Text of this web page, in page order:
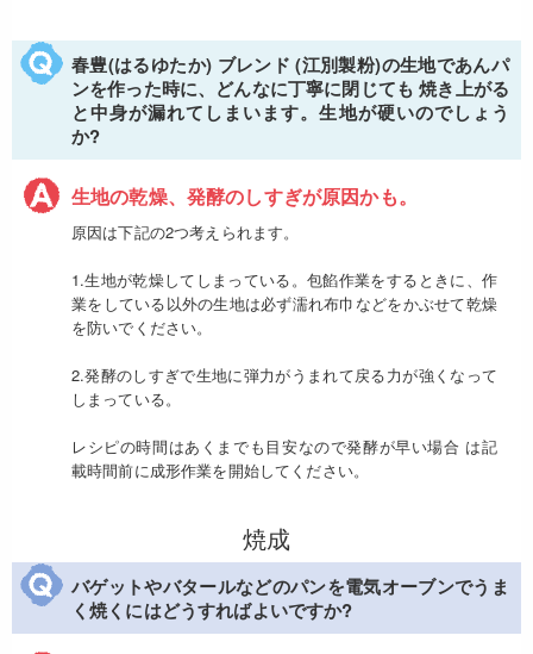
春豊(はるゆたか) ブレンド (江別製粉)の生地であんパ
ンを作った時に、どんなに丁寧に閉じても 焼き上がる
と中身が漏れてしまいます。生地が硬いのでしょう
か?
生地の乾燥、発酵のしすぎが原因かも。
原因は下記の2つ考えられます。
1.生地が乾燥してしまっている。包餡作業をするときに、作
業をしている以外の生地は必ず濡れ布巾などをかぶせて乾燥
を防いでください。
2.発酵のしすぎで生地に弾力がうまれて戻る力が強くなって
しまっている。
レシピの時間はあくまでも目安なので発酵が早い場合 は記
載時間前に成形作業を開始してください。
焼成
バゲットやバタールなどのパンを電気オーブンでうま
く焼くにはどうすればよいですか?